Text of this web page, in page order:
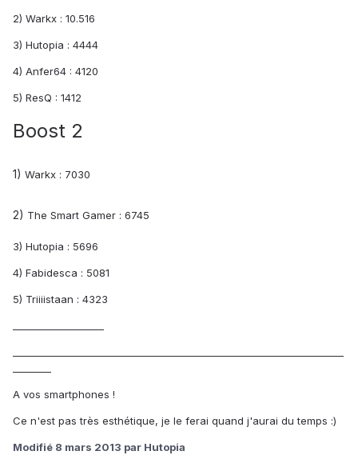
2) Warkx : 10.516
3) Hutopia : 4444
4) Anfer64 : 4120
5) ResQ : 1412
Boost 2
1) Warkx : 7030
2) The Smart Gamer : 6745
3) Hutopia : 5696
4) Fabidesca : 5081
5) Triiiistaan : 4323
A vos smartphones !
Ce n'est pas très esthétique, je le ferai quand j'aurai du temps :)
Modifié 8 mars 2013 par Hutopia